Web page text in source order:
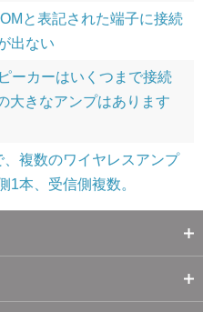
と表記された端子に接続
出ない
ーカーはいくつまで接続
大きなアンプはあります
複数のワイヤレスアンプ
1本、受信側複数。